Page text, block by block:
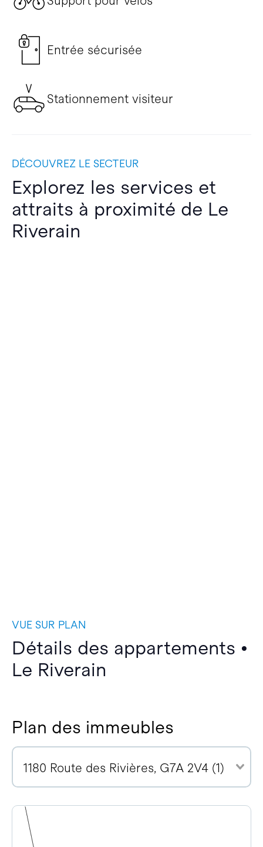
Entrée sécurisée
Stationnement visiteur
DÉCOUVREZ LE SECTEUR
Explorez les services et
attraits à proximité de Le
Riverain
VUE SUR PLAN
Détails des appartements •
Le Riverain
Plan des immeubles
1180 Route des Rivières, G7A 2V4 (1)